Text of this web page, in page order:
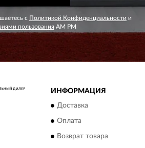
с Политикой Конфиденциальности и
пользования AM PM
ИНФОРМАЦИЯ
Доставка
Оплата
Возврат товара